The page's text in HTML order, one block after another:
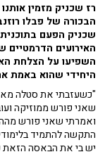
הבכורה של פבלו
האירועים
השפיעו על הצלחת
היחידי שהוא באמת
ואמרתי שאני פורש
התקשה להתמיד
יש בי את הבאסה הזאת